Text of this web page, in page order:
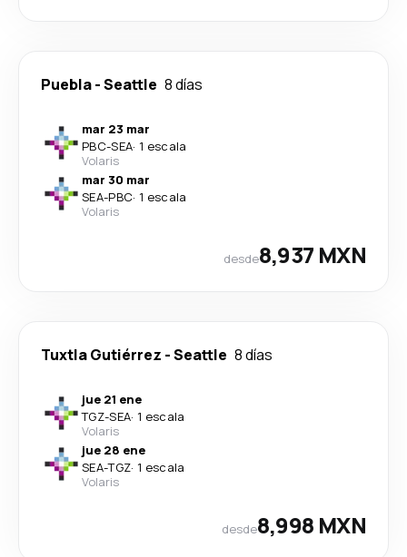
Puebla-Seattle 8 días
mar 23 mar
PBC-SEA· 1 escala
Volaris
mar 30 mar
SEA-PBC· 1 escala
Volaris
desde8,937 MXN
Tuxtla Gutiérrez -Seattle 8 días
jue 21 ene
TGZ-SEA· 1 escala
Volaris
jue 28 ene
SEA-TGZ· 1 escala
Volaris
desde8,998 MXN